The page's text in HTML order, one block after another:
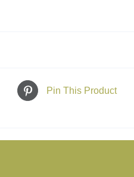
Pin This Product